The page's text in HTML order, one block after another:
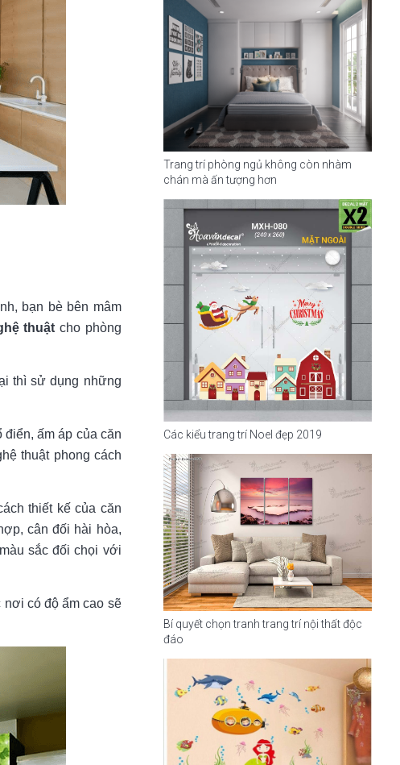
bạn bè bên mâm
thuật cho phòng
thì sử dụng những
ấm áp của căn
thuật phong cách
thiết kế của căn
cân đối hài hòa,
sắc đối chọi với
nơi có độ ẩm cao sẽ
Trang trí phòng ngủ không còn nhàm
chán mà ấn tượng hơn
Các kiểu trang trí Noel đẹp 2019
Bí quyết chọn tranh trang trí nội thất độc
đáo